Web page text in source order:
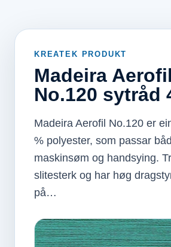
KREATEK PRODUKT
Madeira Aerofil
No.120 sytråd
Madeira Aerofil No.120 er
% polyester, som passar
maskinsøm og handsying.
slitesterk og har høg
på…